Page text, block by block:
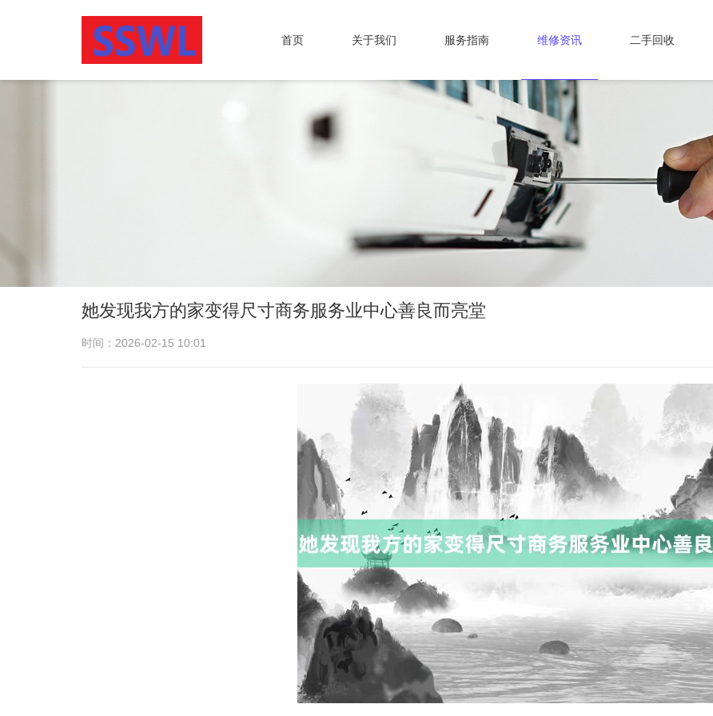
首页 关于我们 服务指南 维修资讯 二手回收
她发现我方的家变得尺寸商务服务业中心善良而亮堂
时间：2026-02-15 10:01